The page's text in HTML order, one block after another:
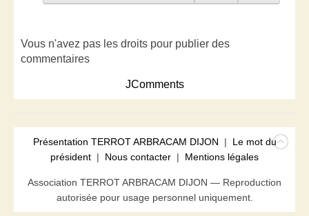
Vous n'avez pas les droits pour publier des
commentaires
JComments
Présentation TERROT ARBRACAM DIJON | Le mot du
président | Nous contacter | Mentions légales
Association TERROT ARBRACAM DIJON — Reproduction
autorisée pour usage personnel uniquement.